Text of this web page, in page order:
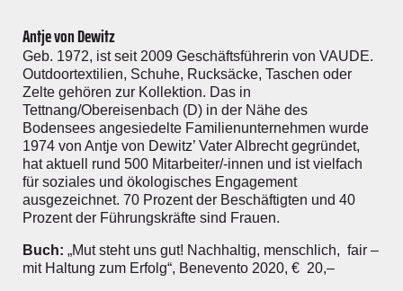
Antje von Dewitz
Geb. 1972, ist seit 2009 Geschäftsführerin von ­VAUDE.
Outdoortextilien, Schuhe, Ruck­säcke, ­Taschen oder
Zelte gehören zur Kollektion. Das in
Tettnang/Obereisenbach (D) in der Nähe des
Bodensees angesiedelte Familienunternehmen wurde
1974 von Antje von Dewitz’ Vater Albrecht gegründet,
hat aktuell rund 500 Mitarbeiter/-innen und ist vielfach
für soziales und ökologisches Engagement
ausgezeichnet. 70 Prozent der Beschäftigten und 40
Prozent der Führungskräfte sind Frauen.
Buch: „Mut steht uns gut! Nachhaltig, menschlich, fair –
mit Haltung zum Erfolg“, Benevento 2020, € 20,–